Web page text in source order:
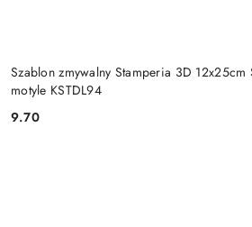
Szablon zmywalny Stamperia 3D
motyle KSTDL94
Cena:
9.70